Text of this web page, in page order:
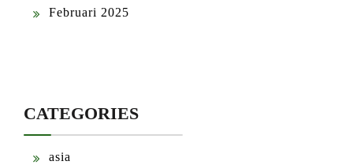
Februari 2025
CATEGORIES
asia